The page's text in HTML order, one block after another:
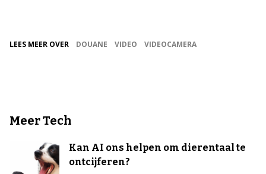
LEES MEER OVER DOUANE VIDEO VIDEOCAMERA
Meer Tech
Kan AI ons helpen om dierentaal te
ontcijferen?